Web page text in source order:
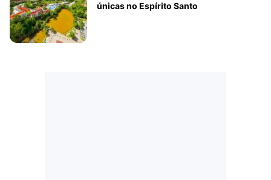
únicas no Espírito Santo